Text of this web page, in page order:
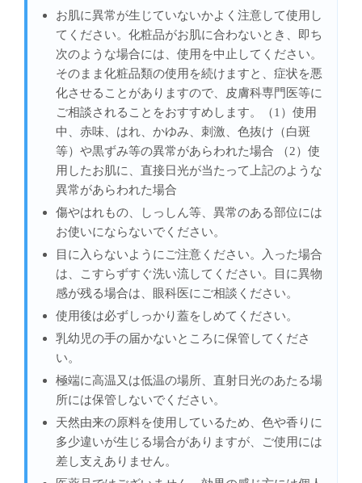
お肌に異常が生じていないかよく注意して使用し
てください。化粧品がお肌に合わないとき、即ち
次のような場合には、使用を中止してください。
そのまま化粧品類の使用を続けますと、症状を悪
化させることがありますので、皮膚科専門医等に
ご相談されることをおすすめします。（1）使用
中、赤味、はれ、かゆみ、刺激、色抜け（白斑
等）や黒ずみ等の異常があらわれた場合 （2）使
用したお肌に、直接日光が当たって上記のような
異常があらわれた場合
傷やはれもの、しっしん等、異常のある部位には
お使いにならないでください。
目に入らないようにご注意ください。入った場合
は、こすらずすぐ洗い流してください。目に異物
感が残る場合は、眼科医にご相談ください。
使用後は必ずしっかり蓋をしめてください。
乳幼児の手の届かないところに保管してくださ
い。
極端に高温又は低温の場所、直射日光のあたる場
所には保管しないでください。
天然由来の原料を使用しているため、色や香りに
多少違いが生じる場合がありますが、ご使用には
差し支えありません。